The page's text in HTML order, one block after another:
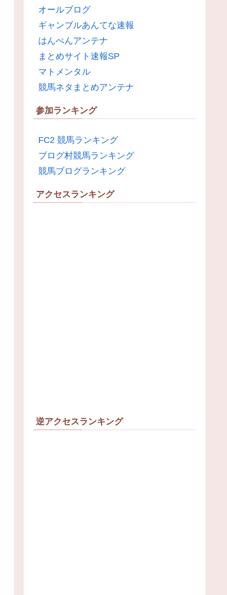
オールブログ
ギャンブルあんてな速報
はんぺんアンテナ
まとめサイト速報SP
マトメンタル
競馬ネタまとめアンテナ
参加ランキング
FC2 競馬ランキング
ブログ村競馬ランキング
競馬ブログランキング
アクセスランキング
逆アクセスランキング